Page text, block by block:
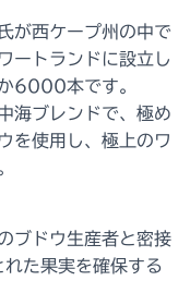
が西ケープ州の中で
ートランドに設立し
6000本です。
海ブレンドで、極め
を使用し、極上のワ
ブドウ生産者と密接
た果実を確保する